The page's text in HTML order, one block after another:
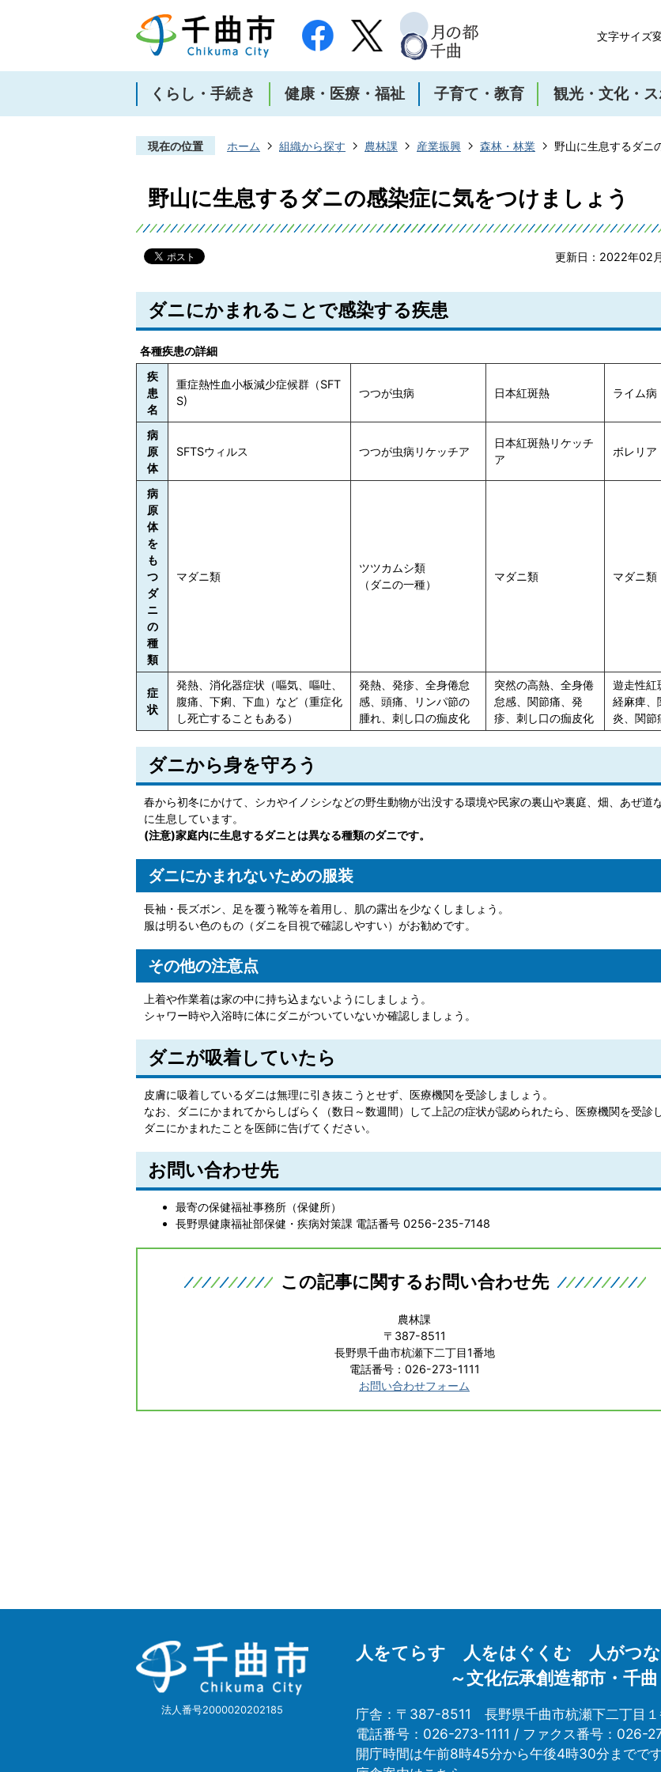
文字サイズ
くらし・手続き 健康・医療・福祉 子育て・教育 観光・文化・
現在の位置 ホーム 組織から探す 農林課 産業振興 森林・林業 野山に生息するダニ
野山に生息するダニの感染症に気をつけましょう
更新日：2022年02
ダニにかまれることで感染する疾患
各種疾患の詳細
疾
患
名
重症熱性血小板減少症候群（SFT
S)
つつが虫病 日本紅斑熱 ライム病
病
原
体
SFTSウィルス つつが虫病リケッチア
日本紅斑熱リケッチ
ア
ボレリア
病
原
体
を
も
つ
ダ
ニ
の
種
類
マダニ類
ツツカムシ類
（ダニの一種）
マダニ類 マダニ類
症
状
発熱、消化器症状（嘔気、嘔吐、
腹痛、下痢、下血）など（重症化
し死亡することもある）
発熱、発疹、全身倦怠
感、頭痛、リンパ節の
腫れ、刺し口の痂皮化
突然の高熱、全身倦
怠感、関節痛、発
疹、刺し口の痂皮化
遊走性紅
経麻痺、
炎、関節
ダニから身を守ろう
春から初冬にかけて、シカやイノシシなどの野生動物が出没する環境や民家の裏山や裏庭、畑、あぜ道
に生息しています。
(注意)家庭内に生息するダニとは異なる種類のダニです。
ダニにかまれないための服装
長袖・長ズボン、足を覆う靴等を着用し、肌の露出を少なくしましょう。
服は明るい色のもの（ダニを目視で確認しやすい）がお勧めです。
その他の注意点
上着や作業着は家の中に持ち込まないようにしましょう。
シャワー時や入浴時に体にダニがついていないか確認しましょう。
ダニが吸着していたら
皮膚に吸着しているダニは無理に引き抜こうとせず、医療機関を受診しましょう。
なお、ダニにかまれてからしばらく（数日～数週間）して上記の症状が認められたら、医療機関を受診し
ダニにかまれたことを医師に告げてください。
お問い合わせ先
最寄の保健福祉事務所（保健所）
長野県健康福祉部保健・疾病対策課 電話番号 0256-235-7148
この記事に関するお問い合わせ先
農林課
〒387-8511
長野県千曲市杭瀬下二丁目1番地
電話番号：026-273-1111
お問い合わせフォーム
千
曲
市
Chikuma
法人番号2000020202185
人をてらす 人をはぐくむ 人がつ
～文化伝承創造都市・千曲
庁舎：〒387-8511
長野県千曲市杭瀬下二丁目
電話番号：026-273-1111 / ファクス番号：026-
開庁時間は午前8時45分から午後4時30分までです